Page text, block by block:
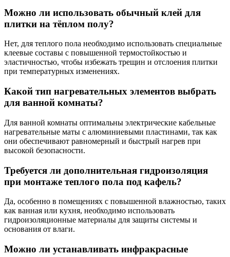
Можно ли использовать обычный клей для
плитки на тёплом полу?
Нет, для теплого пола необходимо использовать специальные
клеевые составы с повышенной термостойкостью и
эластичностью, чтобы избежать трещин и отслоения плитки
при температурных изменениях.
Какой тип нагревательных элементов выбрать
для ванной комнаты?
Для ванной комнаты оптимальны электрические кабельные
нагревательные маты с алюминиевыми пластинами, так как
они обеспечивают равномерный и быстрый нагрев при
высокой безопасности.
Требуется ли дополнительная гидроизоляция
при монтаже теплого пола под кафель?
Да, особенно в помещениях с повышенной влажностью, таких
как ванная или кухня, необходимо использовать
гидроизоляционные материалы для защиты системы и
основания от влаги.
Можно ли устанавливать инфракрасные